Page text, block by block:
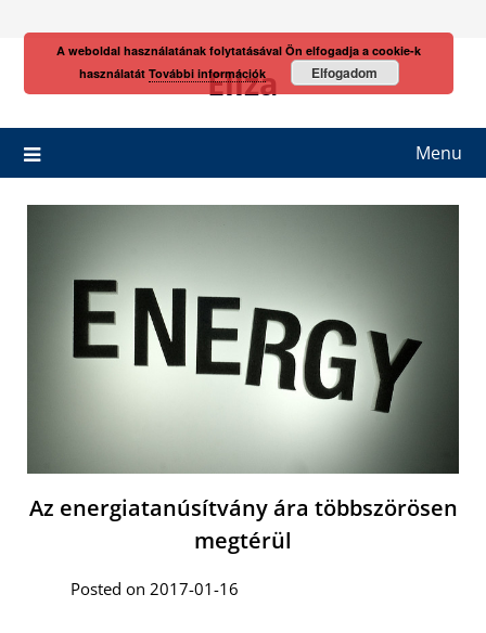
Eliza
Menu
Az energiatanúsítvány ára többszörösen
megtérül
Posted on 2017-01-16
A weboldal használatának folytatásával Ön elfogadja a cookie-k
használatát További információk Elfogadom